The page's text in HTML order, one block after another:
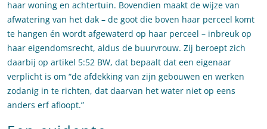
haar woning en achtertuin. Bovendien maakt de wijze van
afwatering van het dak – de goot die boven haar perceel komt
te hangen én wordt afgewaterd op haar perceel – inbreuk op
haar eigendomsrecht, aldus de buurvrouw. Zij beroept zich
daarbij op artikel 5:52 BW, dat bepaalt dat een eigenaar
verplicht is om “de afdekking van zijn gebouwen en werken
zodanig in te richten, dat daarvan het water niet op eens
anders erf afloopt.”